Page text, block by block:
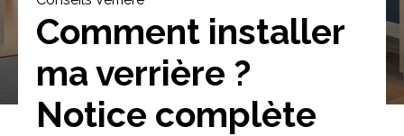
Bibliothèque Meuble tv Dressing
Comment installer
ma verrière ?
Notice complète